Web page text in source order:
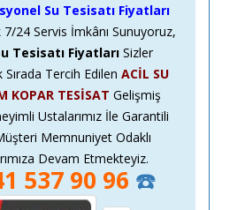
Su Tesisatı Fiyatları
7/24 Servis İmkânı Sunuyoruz,
Tesisatı Fiyatları Sizler
Sırada Tercih Edilen ACİL SU
KOPAR TESİSAT Gelişmiş
Ustalarımız İle Garantili
Memnuniyet Odaklı
Devam Etmekteyiz.
537 90 96 ☎️